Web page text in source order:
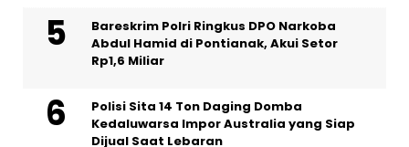
Bareskrim Polri Ringkus DPO Narkoba
Abdul Hamid di Pontianak, Akui Setor
Rp1,6 Miliar
Polisi Sita 14 Ton Daging Domba
Kedaluwarsa Impor Australia yang Siap
Dijual Saat Lebaran